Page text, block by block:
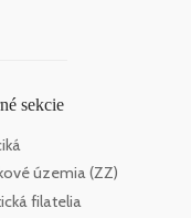
sekcie
územia (ZZ)
filatelia